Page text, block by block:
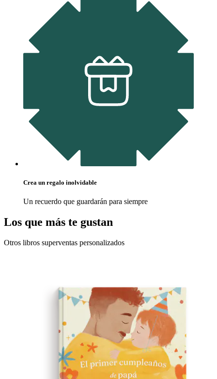
Crea un regalo inolvidable
Un recuerdo que guardarán para siempre
Los que más te gustan
Otros libros superventas personalizados